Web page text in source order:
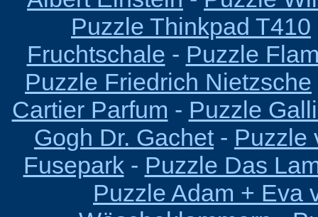
Puzzle Thinkpad T410
Fruchtschale - Puzzle
Puzzle Friedrich Nietzsche
Cartier Parfum - Puzzle
Gogh Dr. Gachet- Puzzle
Fusepark- Puzzle Das
Puzzle Adam + Eva